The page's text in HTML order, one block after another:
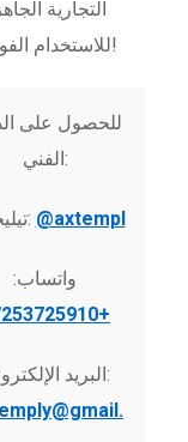
التجارية
للاستخدام الفوري!
للحصول على
الفني:
تيليجرام: @axtempl
واتساب:
+37253725910
البريد الإلكتروني: